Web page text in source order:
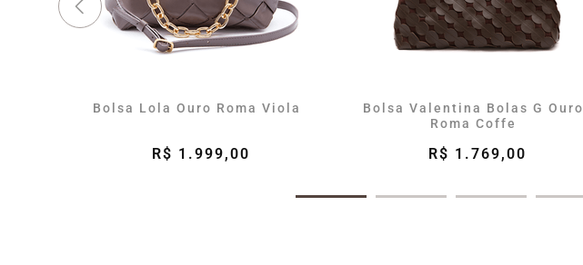
Bolsa Lola Ouro Roma Viola
R$ 1.999,00
Bolsa Valentina Bolas G Ouro
Roma Coffe
R$ 1.769,00